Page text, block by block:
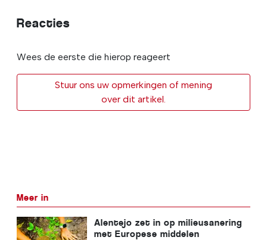
Reacties
Wees de eerste die hierop reageert
Stuur ons uw opmerkingen of mening
over dit artikel.
Meer in
Alentejo zet in op milieusanering
met Europese middelen